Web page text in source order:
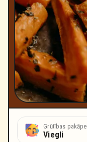
Grūtības pakāpe
Viegli